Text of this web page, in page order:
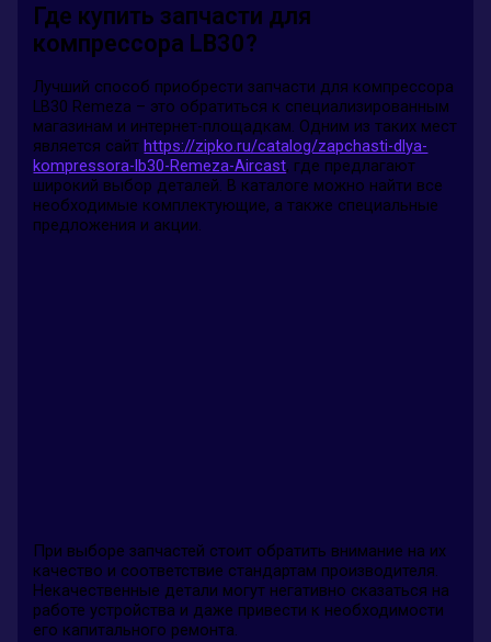
Где купить запчасти для
компрессора LB30?
Лучший способ приобрести запчасти для компрессора
LB30 Remeza – это обратиться к специализированным
магазинам и интернет-площадкам. Одним из таких мест
является сайтhttps://zipko.ru/catalog/zapchasti-dlya-
kompressora-lb30-Remeza-Aircast, где предлагают
широкий выбор деталей. В каталоге можно найти все
необходимые комплектующие, а также специальные
предложения и акции.
При выборе запчастей стоит обратить внимание на их
качество и соответствие стандартам производителя.
Некачественные детали могут негативно сказаться на
работе устройства и даже привести к необходимости
его капитального ремонта.